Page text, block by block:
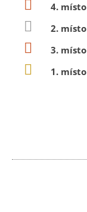
4. místo
2. místo
3. místo
1. místo